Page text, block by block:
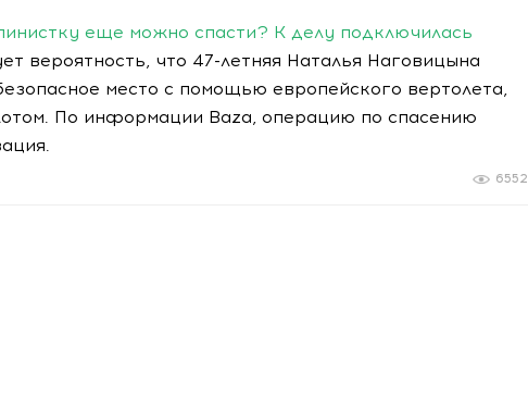
еще можно спасти? К делу подключилась
вероятность, что 47-летняя Наталья Наговицына
место с помощью европейского вертолета,
По информации Baza, операцию по спасению
6552